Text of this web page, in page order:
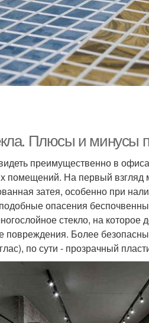
Плюсы и минусы
преимущественно в
На первый взгляд
затея, особенно при
опасения
стекло, на которое
Более
по сути - прозрачный